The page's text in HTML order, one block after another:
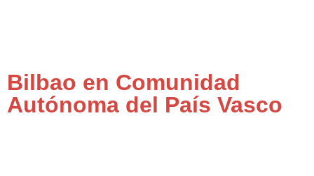
Bilbao en Comunidad
Autónoma del País Vasco